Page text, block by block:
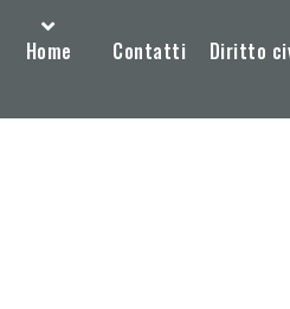
Home Contatti Diritto